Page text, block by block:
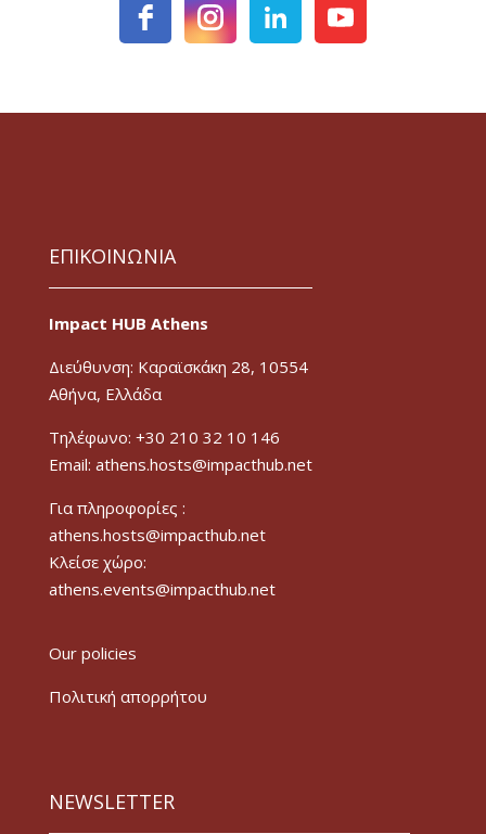
ΕΠΙΚΟΙΝΩΝΙΑ
Impact HUB Athens
Διεύθυνση: Καραϊσκάκη 28, 10554
Αθήνα, Ελλάδα
Τηλέφωνο: +30 210 32 10 146
Email: athens.hosts@impacthub.net
Για πληροφορίες :
athens.hosts@impacthub.net
Κλείσε χώρο:
athens.events@impacthub.net
Our policies
Πολιτική απορρήτου
NEWSLETTER